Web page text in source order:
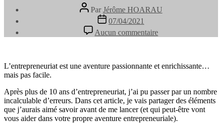
Auteur
de
l’article
Par Jérôme HOARAU
Date
l’article
07/04/2021
Aucun commentaire
5
savoir
créer
son
entreprise
L’entrepreneuriat est une aventure passionnante et enrichissante…
mais pas facile.
Après plus de 10 ans d’entrepreneuriat, j’ai pu passer par un nombre
incalculable d’erreurs. Dans cet article, je vais partager des éléments
que j’aurais aimé savoir avant de me lancer (et qui peut-être vont
vous aider dans votre propre aventure entrepreneuriale).